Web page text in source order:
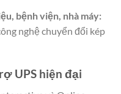
bệnh viện, nhà máy:
nghệ chuyển đổi kép
UPS hiện đại